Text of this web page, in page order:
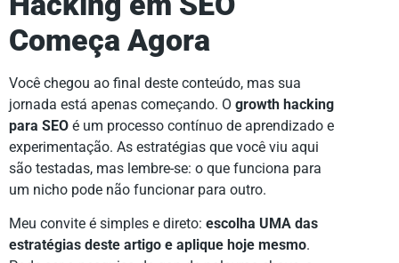
Começa Agora
Você chegou ao final deste conteúdo, mas sua
jornada está apenas começando. O growth hacking
para SEO é um processo contínuo de aprendizado e
experimentação. As estratégias que você viu aqui
são testadas, mas lembre-se: o que funciona para
um nicho pode não funcionar para outro.
Meu convite é simples e direto: escolha UMA das
estratégias deste artigo e aplique hoje mesmo.